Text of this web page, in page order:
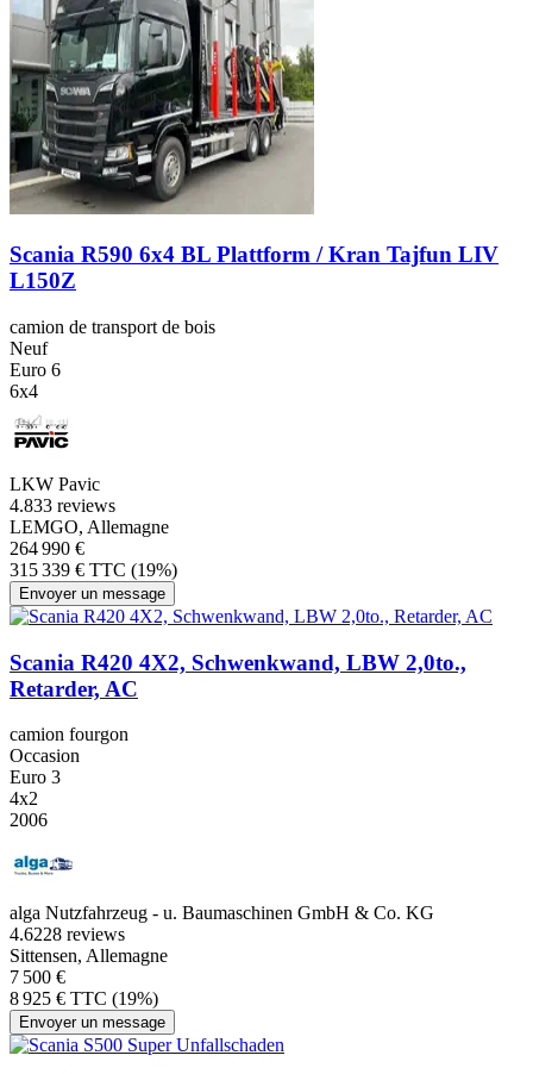
Scania R590 6x4 BL Plattform / Kran Tajfun LIV
L150Z
camion de transport de bois
Neuf
Euro 6
6x4
LKW Pavic
4.833 reviews
LEMGO, Allemagne
264 990 €
315 339 € TTC (19%)
Envoyer un message
Scania R420 4X2, Schwenkwand, LBW 2,0to.,
Retarder, AC
camion fourgon
Occasion
Euro 3
4x2
2006
alga Nutzfahrzeug - u. Baumaschinen GmbH & Co. KG
4.6228 reviews
Sittensen, Allemagne
7 500 €
8 925 € TTC (19%)
Envoyer un message